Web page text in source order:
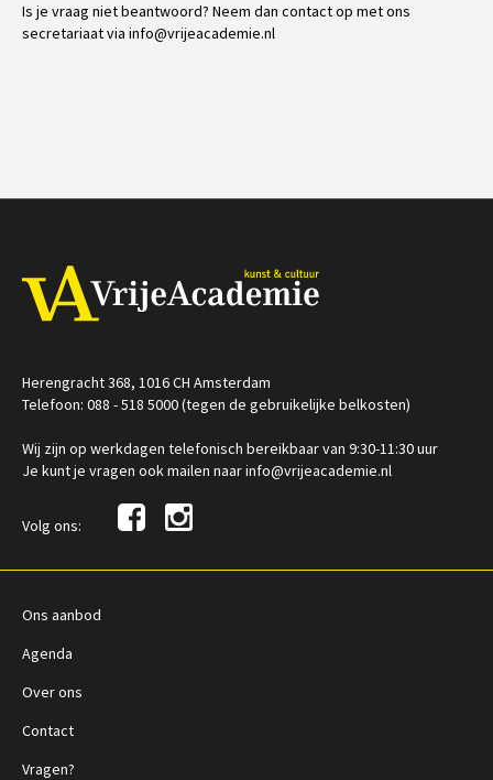
Is je vraag niet beantwoord? Neem dan contact op met ons
secretariaat via info@vrijeacademie.nl
Herengracht 368, 1016 CH Amsterdam
Telefoon: 088 - 518 5000 (tegen de gebruikelijke belkosten)
Wij zijn op werkdagen telefonisch bereikbaar van 9:30-11:30 uur
Je kunt je vragen ook mailen naar info@vrijeacademie.nl
Volg ons:
Ons aanbod
Agenda
Over ons
Contact
Vragen?